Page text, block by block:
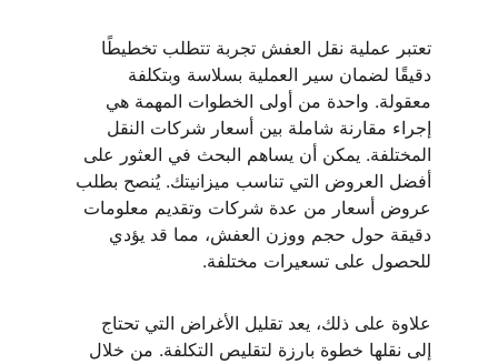
تعتبر عملية نقل العفش تجربة تتطلب تخطيطًا
دقيقًا لضمان سير العملية بسلاسة وبتكلفة
معقولة. واحدة من أولى الخطوات المهمة هي
إجراء مقارنة شاملة بين أسعار شركات النقل
المختلفة. يمكن أن يساهم البحث في العثور على
أفضل العروض التي تناسب ميزانيتك. يُنصح بطلب
عروض أسعار من عدة شركات وتقديم معلومات
دقيقة حول حجم ووزن العفش، مما قد يؤدي
للحصول على تسعيرات مختلفة.
علاوة على ذلك، يعد تقليل الأغراض التي تحتاج
إلى نقلها خطوة بارزة لتقليص التكلفة. من خلال